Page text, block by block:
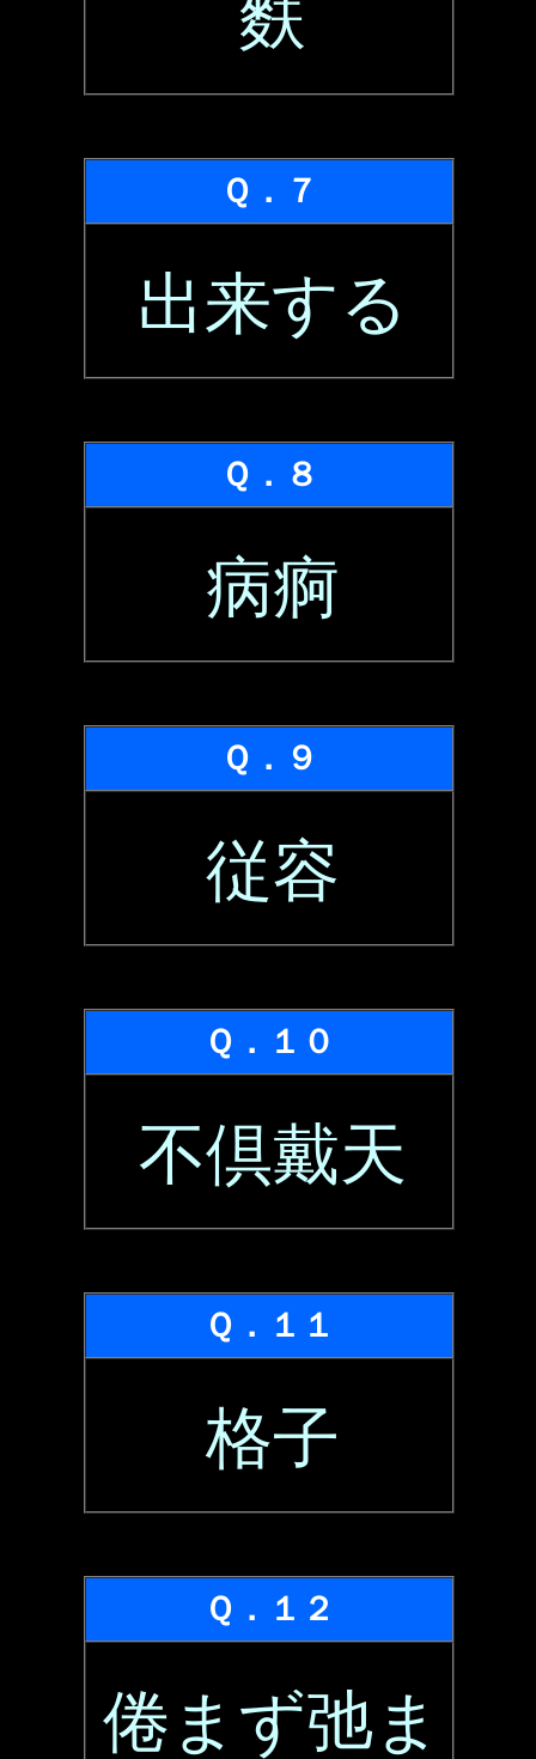
麩
Ｑ．７
出来する
Ｑ．８
病痾
Ｑ．９
従容
Ｑ．１０
不倶戴天
Ｑ．１１
格子
Ｑ．１２
倦まず弛ま